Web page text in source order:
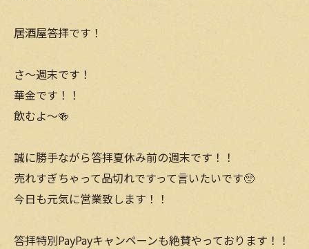
居酒屋答拝です！
さ〜週末です！
華金です！！
飲むよ〜🍻
誠に勝手ながら答拝夏休み前の週末です！！
売れすぎちゃって品切れですって言いたいです🥺
今日も元気に営業致します！！
答拝特別PayPayキャンペーンも絶賛やっております！！